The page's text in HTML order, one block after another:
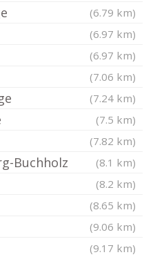
(6.79 km)
(6.97 km)
(6.97 km)
(7.06 km)
(7.24 km)
(7.5 km)
(7.82 km)
Buchholz (8.1 km)
(8.2 km)
(8.65 km)
(9.06 km)
(9.17 km)